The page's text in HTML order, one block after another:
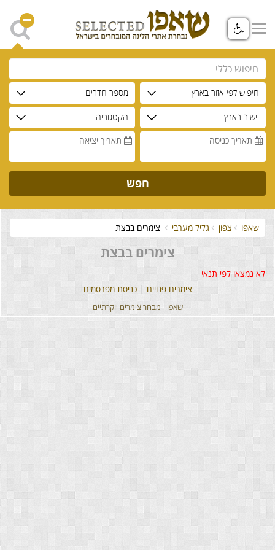
חיפוש לפי אזור בארץ מספר חדרים
יישוב בארץ
הקטגוריה
תאריך כניסה
תאריך יציאה
חפש
שאפו צפון גליל מערבי צימרים בבצת
צימרים בבצת
לא נמצאו לפי תנאי
צימרים פנויים
כניסת מפרסמים
שאפו - מבחר צימרים יוקרתיים